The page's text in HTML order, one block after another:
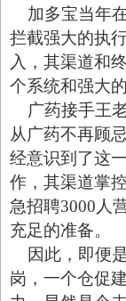
加多宝当年
拦截强大的执
入，其渠道和
个系统和强大
广药接手王
从广药不再顾
经意识到了这
作，其渠道掌
急招聘3000人
充足的准备。
因此，即便
岗，一个仓促